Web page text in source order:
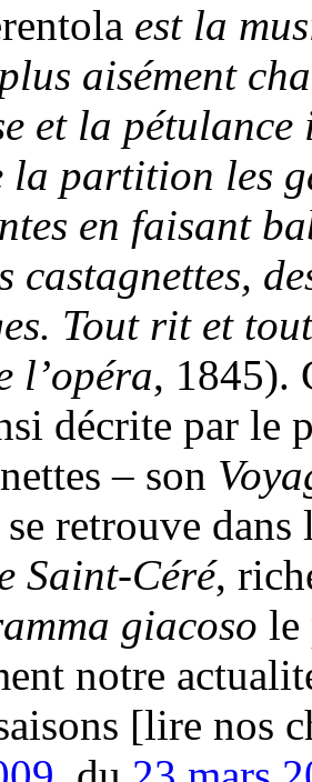
est la
aisément
et la
la partition les
en faisant
castagnettes,
Tout rit et
l’opéra, 1845).
décrite par le
– son
retrouve
Saint-Céré,
giacoso le
notre
[lire nos